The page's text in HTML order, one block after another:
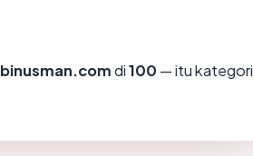
binusman.comdi100 — itu kategori